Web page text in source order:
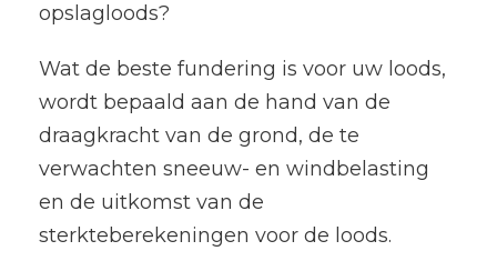
opslagloods?
Wat de beste fundering is voor uw loods,
wordt bepaald aan de hand van de
draagkracht van de grond, de te
verwachten sneeuw- en windbelasting
en de uitkomst van de
sterkteberekeningen voor de loods.